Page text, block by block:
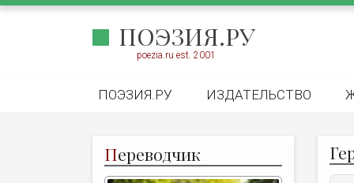
ПОЭЗИЯ.РУ
poezia.ru est. 2001
ПОЭЗИЯ.РУ ИЗДАТЕЛЬСТВО
Переводчик